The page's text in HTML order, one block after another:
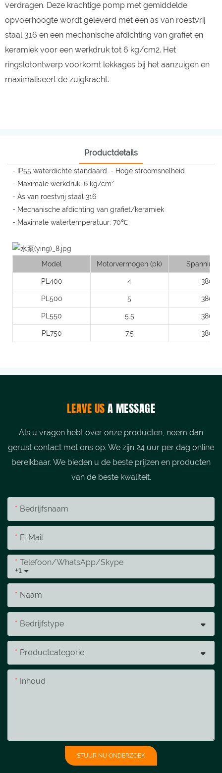
verdragen. Deze krachtige pomp met gemiddelde
opvoerhoogte wordt geleverd met een as van roestvrij
staal 316 en een mechanische afdichting van grafiet en
keramiek voor een werkdruk tot 6 kg/cm2. Het
ringslotontwerp voorkomt lekkages bij het aanzuigen en
maximaliseert de zuigkracht.
Productdetails
- IP55 waterdichte standaard. - Hoge stroomsnelheid
- Maximale werkdruk: 6 kg/cm²
- As van roestvrij staal 316
- Mechanische afdichting van grafiet/keramiek
- Maximale watertemperatuur: 70℃
Model Motorvermogen (pk) Spanning
PL400 4 380
PL500 5 380
PL550 5.5 380
PL750 7.5 380
LEAVE USA MESSAGE
Als u vragen hebt over onze producten, neem dan
gerust contact met ons op. We zijn 24 uur per dag online
bereikbaar. We bieden u de beste prijzen en producten
van de beste kwaliteit.
Bedrijfsnaam
E-Mail
+1
Telefoon/WhatsApp/Skype
Naam
Bedrijfstype
Productcategorie
Inhoud
STUUR NU ONDERZOEK